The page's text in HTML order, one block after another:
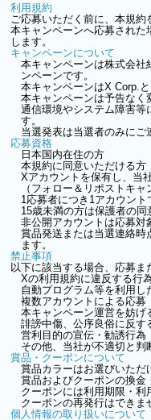
利用規約
ご応募いただく前に、本規約
本キャンペーンへ応募された
します。
キャンペーンについて
本キャンペーンは株式会社
ンペーンです。
本キャンペーンはX Corp.と
本キャンペーンは予告なく
通信環境やシステム障害等
す。
当選発表は当選者のみにご
応募資格
日本国内在住の方
本規約に同意いただける方
Xアカウントを保有し、当
（フォロー＆リポストキャ
1応募者につき1アカウント
15歳未満の方は保護者の同
非公開アカウントは応募対
賞品発送または当選連絡時
ます。
禁止事項
以下に該当する場合、応募ま
Xの利用規約に違反する行
自動プログラム等を利用し
複数アカウントによる応募
本キャンペーン運営を妨げ
誹謗中傷、公序良俗に反す
営利目的の宣伝・勧誘行為
その他、当社が不適切と判
賞品・クーポンについて
賞品カラーはお選びいただ
賞品およびクーポンの換金
クーポンには利用期限・利
クーポンの再発行はできま
個人情報の取り扱いについて